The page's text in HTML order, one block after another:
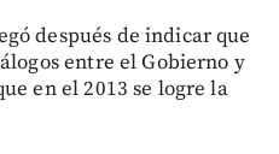
después de indicar que
entre el Gobierno y
en el 2013 se logre la